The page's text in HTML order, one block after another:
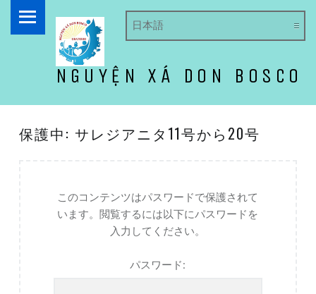
NGUYỆN XÁ DON BOSCO
保護中: サレジアニタ11号から20号
このコンテンツはパスワードで保護されて
います。閲覧するには以下にパスワードを
入力してください。
パスワード: